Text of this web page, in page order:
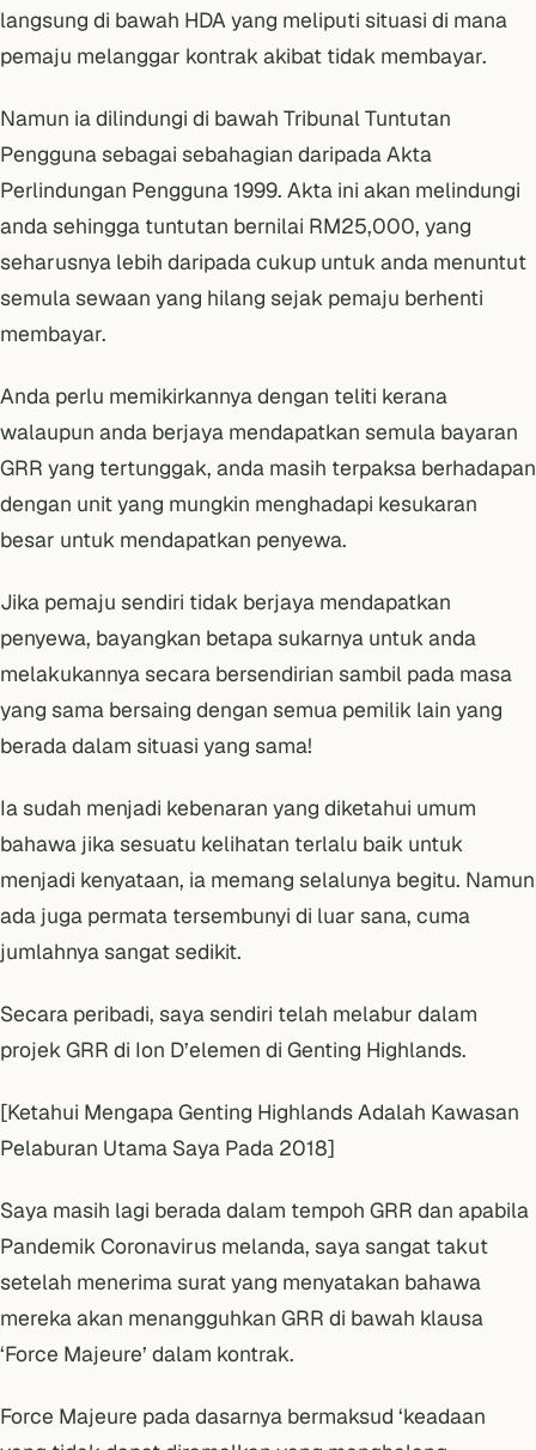
langsung di bawah HDA yang meliputi situasi di mana
pemaju melanggar kontrak akibat tidak membayar.
Namun ia dilindungi di bawah Tribunal Tuntutan
Pengguna sebagai sebahagian daripada Akta
Perlindungan Pengguna 1999. Akta ini akan melindungi
anda sehingga tuntutan bernilai RM25,000, yang
seharusnya lebih daripada cukup untuk anda menuntut
semula sewaan yang hilang sejak pemaju berhenti
membayar.
Anda perlu memikirkannya dengan teliti kerana
walaupun anda berjaya mendapatkan semula bayaran
GRR yang tertunggak, anda masih terpaksa berhadapan
dengan unit yang mungkin menghadapi kesukaran
besar untuk mendapatkan penyewa.
Jika pemaju sendiri tidak berjaya mendapatkan
penyewa, bayangkan betapa sukarnya untuk anda
melakukannya secara bersendirian sambil pada masa
yang sama bersaing dengan semua pemilik lain yang
berada dalam situasi yang sama!
Ia sudah menjadi kebenaran yang diketahui umum
bahawa jika sesuatu kelihatan terlalu baik untuk
menjadi kenyataan, ia memang selalunya begitu. Namun
ada juga permata tersembunyi di luar sana, cuma
jumlahnya sangat sedikit.
Secara peribadi, saya sendiri telah melabur dalam
projek GRR di Ion D’elemen di Genting Highlands.
[Ketahui Mengapa Genting Highlands Adalah Kawasan
Pelaburan Utama Saya Pada 2018]
Saya masih lagi berada dalam tempoh GRR dan apabila
Pandemik Coronavirus melanda, saya sangat takut
setelah menerima surat yang menyatakan bahawa
mereka akan menangguhkan GRR di bawah klausa
‘Force Majeure’ dalam kontrak.
Force Majeure pada dasarnya bermaksud ‘keadaan